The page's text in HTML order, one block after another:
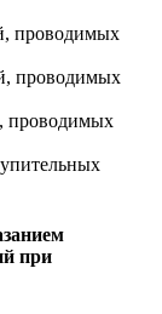
проводимых
проводимых
проводимых
при